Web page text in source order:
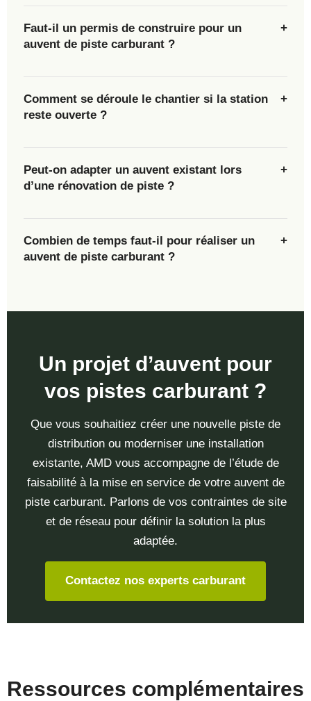
Faut-il un permis de construire pour un
auvent de piste carburant ?
Comment se déroule le chantier si la station
reste ouverte ?
Peut-on adapter un auvent existant lors
d’une rénovation de piste ?
Combien de temps faut-il pour réaliser un
auvent de piste carburant ?
Un projet d’auvent pour
vos pistes carburant ?
Que vous souhaitiez créer une nouvelle piste de
distribution ou moderniser une installation
existante, AMD vous accompagne de l’étude de
faisabilité à la mise en service de votre auvent de
piste carburant. Parlons de vos contraintes de site
et de réseau pour définir la solution la plus
adaptée.
Contactez nos experts carburant
Ressources complémentaires